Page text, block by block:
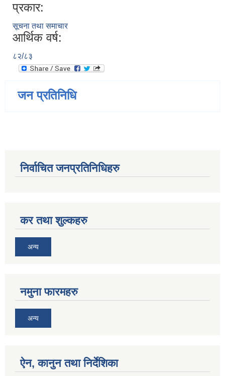
प्रकार:
सूचना तथा समाचार
आर्थिक वर्ष:
८२/८३
जन प्रतिनिधि
निर्वाचित जनप्रतिनिधिहरु
कर तथा शुल्कहरु
अन्य
नमुना फारमहरु
अन्य
ऐन, कानुन तथा निर्देशिका